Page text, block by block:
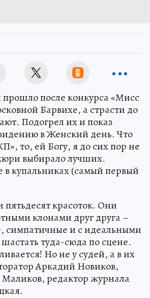
после конкурса «Мисс
Барвихе, а страсти до
Подогрел их и показ
в Женский день. Что
то, ей Богу, я до сих пор не
выбирало лучших.
в купальниках (самый первый
красоток. Они
клонами друг друга –
симпатичные и с идеальными
туда-сюда по сцене.
Но не у судей, а в их
Аркадий Новиков,
редактор журнала